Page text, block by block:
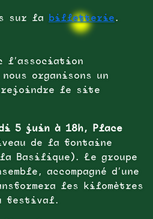
sur la billetterie.
l’association
nous organisons un
rejoindre le site
5 juin à 18h, Place
de la fontaine
Basilique). Le groupe
accompagné d’une
les kilomètres
festival.